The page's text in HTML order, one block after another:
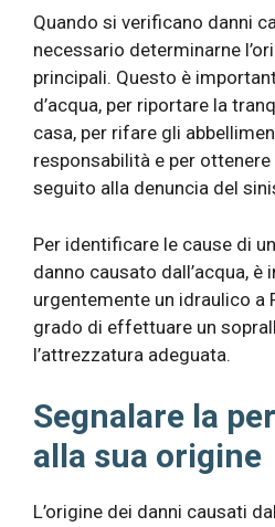
Quando si verificano danni
necessario determinarne
principali. Questo è
d’acqua, per riportare la
casa, per rifare gli
responsabilità e per
seguito alla denuncia del
Per identificare le cause di
danno causato dall’acqua,
urgentemente un idraulico a
grado di effettuare un
l’attrezzatura adeguata.
Segnalare la
alla sua origine
L’origine dei danni causati